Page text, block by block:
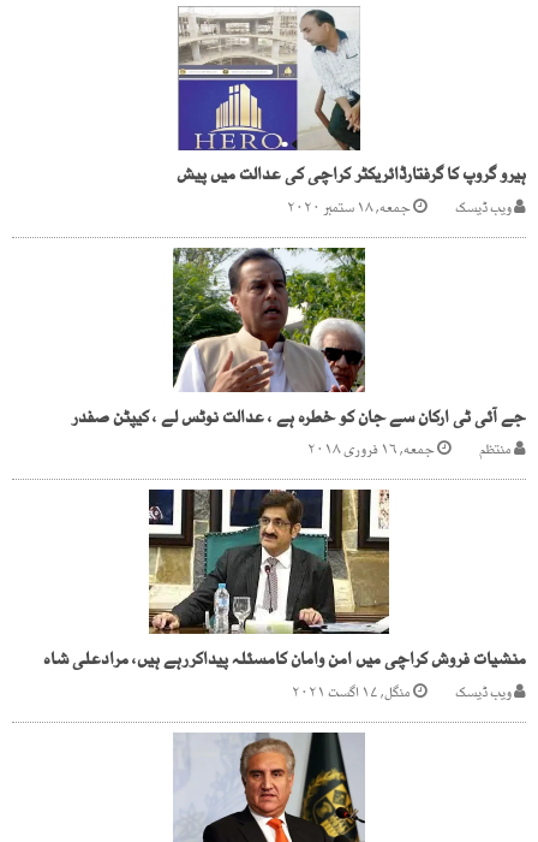
ہیرو گروپ کا گرفتارڈائریکٹر کراچی کی عدالت میں پیش
ویب ڈیسک جمعه, ۱۸ ستمبر ۲۰۲۰
جے آئی ٹی ارکان سے جان کو خطرہ ہے ، عدالت نوٹس لے ، کیپٹن صفدر
منتظم جمعه, ۱۶ فروری ۲۰۱۸
منشیات فروش کراچی میں امن وامان کامسئلہ پیداکررہے ہیں، مرادعلی شاہ
ویب ڈیسک منگل, ۱۷ اگست ۲۰۲۱